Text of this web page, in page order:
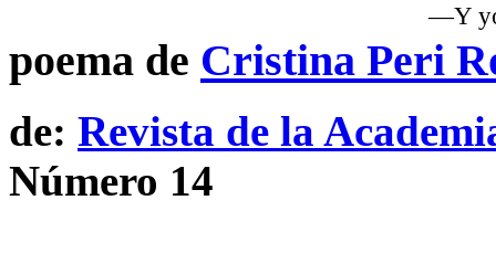
—Y
poema de Cristina Peri
de: Revista de la
Número 14